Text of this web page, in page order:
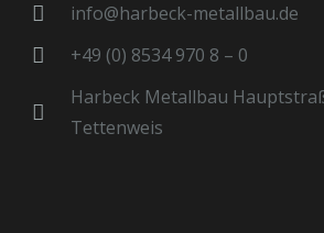
info@harbeck-metallbau.de
+49 (0) 8534 970 8 – 0
Harbeck Metallbau
Tettenweis